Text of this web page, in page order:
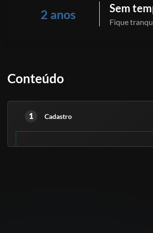
2 anos Sem
Fique
Conteúdo
1 Cadastro